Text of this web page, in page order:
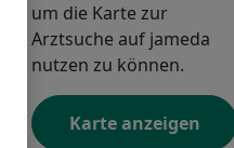
um die Karte zur
Arztsuche auf jameda
nutzen zu können.
Karte anzeigen